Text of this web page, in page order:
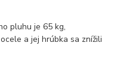
pluhu je 65 kg,
a jej hrúbka sa znížili